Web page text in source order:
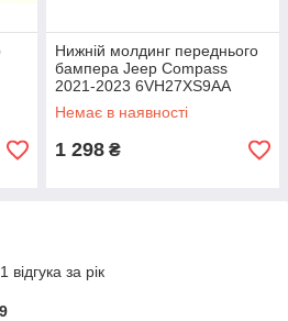
Нижній молдинг переднього
бампера Jeep Compass
2021-2023 6VH27XS9AA
Немає в наявності
1 298 ₴
за рік